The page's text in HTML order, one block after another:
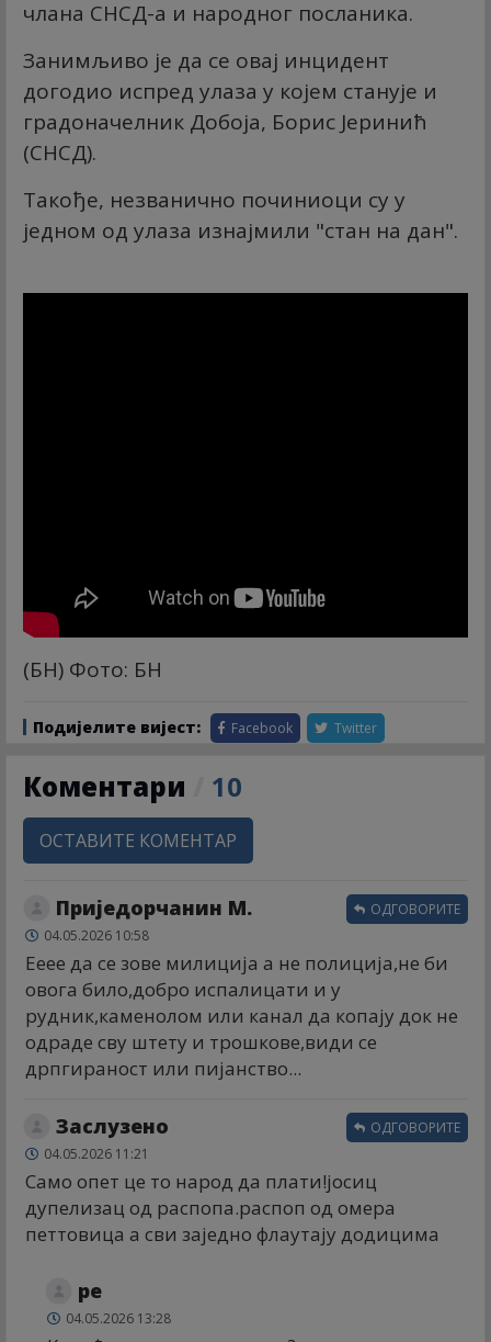
члана СНСД-а и народног посланика.
Занимљиво је да се овај инцидент
догодио испред улаза у којем станује и
градоначелник Добоја, Борис Јеринић
(СНСД).
Такође, незванично починиоци су у
једном од улаза изнајмили "стан на дан".
(БН) Фото: БН
Подијелите вијест: Facebook Twitter
Коментари 10
ОСТАВИТЕ КОМЕНТАР
Приједорчанин М.
04.05.2026 10:58
Ееее да се зове милиција а не полиција,не би
овога било,добро испалицати и у
рудник,каменолом или канал да копају док не
одраде сву штету и трошкове,види се
дрпгираност или пијанство...
ОДГОВОРИТЕ
Заслузено
04.05.2026 11:21
Само опет це то народ да плати!јосиц
дупелизац од распопа.распоп од омера
петтовица а сви заједно флаутају додицима
ОДГОВОРИТЕ
ре
04.05.2026 13:28